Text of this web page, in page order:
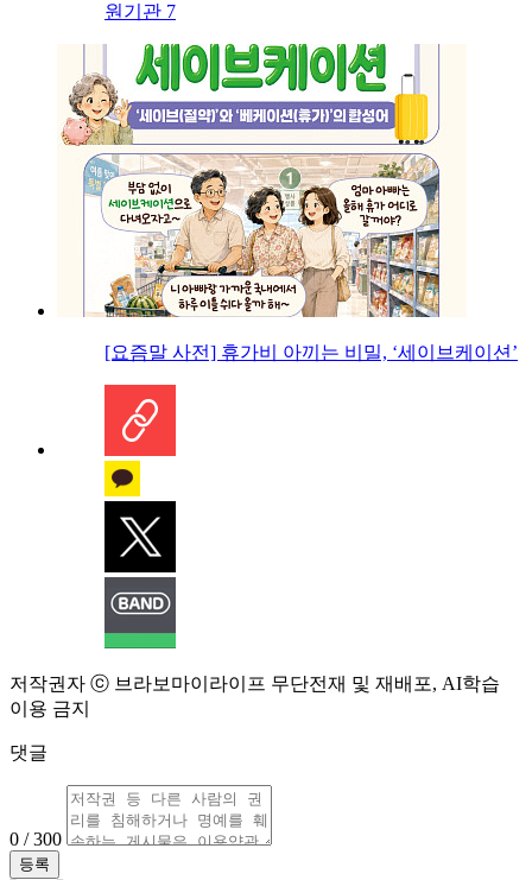
원기관 7
[요즘말 사전] 휴가비 아끼는 비밀, ‘세이브케이션’
저작권자 ⓒ 브라보마이라이프 무단전재 및 재배포, AI학습
이용 금지
댓글
0 / 300